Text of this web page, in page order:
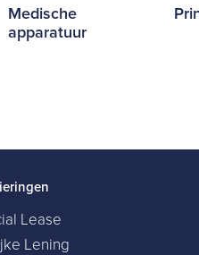
Medische
apparatuur
Lease
Lening